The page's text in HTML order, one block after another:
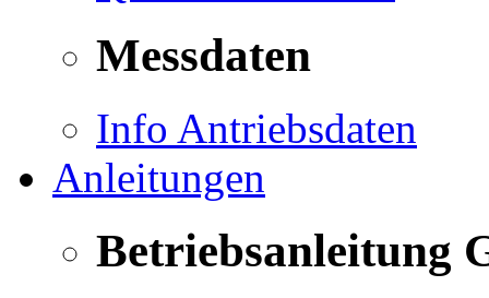
Messdaten
Info Antriebsdaten
Anleitungen
Betriebsanleitung